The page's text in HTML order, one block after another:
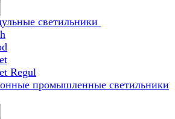
светильники
Regul
промышленные светильники